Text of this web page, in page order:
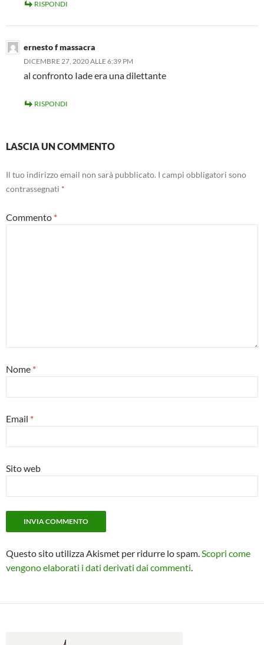
RISPONDI
ernesto f massacra
DICEMBRE 27, 2020 ALLE 6:39 PM
al confronto Iade era una dilettante
RISPONDI
LASCIA UN COMMENTO
Il tuo indirizzo email non sarà pubblicato. I campi obbligatori sono
contrassegnati *
Commento *
Nome *
Email *
Sito web
Questo sito utilizza Akismet per ridurre lo spam. Scopri come
vengono elaborati i dati derivati dai commenti